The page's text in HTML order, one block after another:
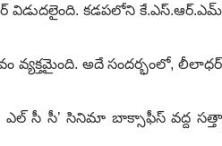
విడుదలైంది. కడపలోని కే.ఎస్.ఆర్.ఎమ్
వ్యక్తమైంది. అదే సందర్భంలో, లీలాధర్
ఎల్ సీ సీ’ సినిమా బాక్సాఫీస్ వద్ద సత్తా